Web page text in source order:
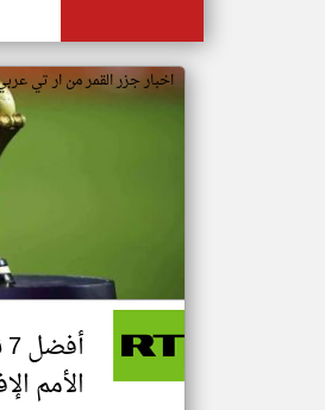
اخبار جزر القمر من ار تي
الأمم